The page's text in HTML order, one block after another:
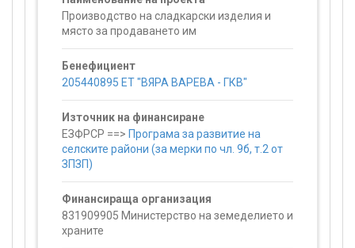
Производство на сладкарски изделия и
място за продаването им
Бенефициент
205440895 ЕТ "ВЯРА ВАРЕВА - ГКВ"
Източник на финансиране
ЕЗФРСР ==> Програма за развитие на
селските райони (за мерки по чл. 9б, т.2 от
ЗПЗП)
Финансираща организация
831909905 Министерство на земеделието и
храните